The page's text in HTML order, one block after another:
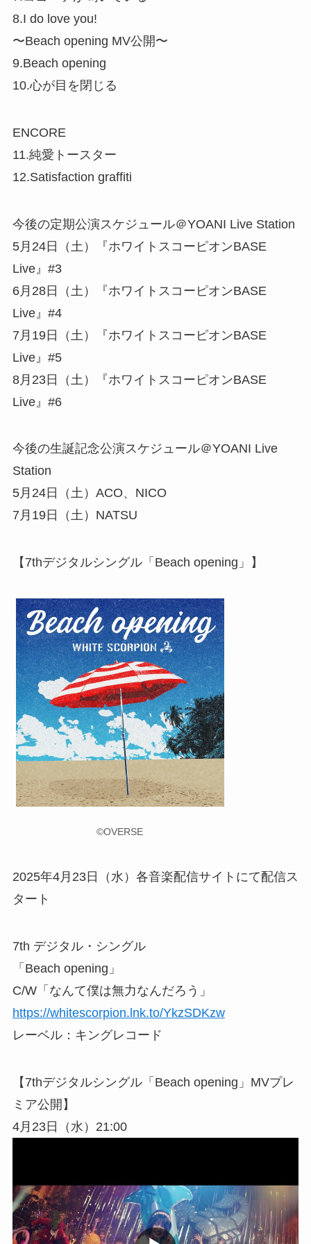
8.I do love you!
〜Beach opening MV公開〜
9.Beach opening
10.心が目を閉じる
ENCORE
11.純愛トースター
12.Satisfaction graffiti
今後の定期公演スケジュール＠YOANI Live Station
5月24日（土）『ホワイトスコーピオンBASE
Live』#3
6月28日（土）『ホワイトスコーピオンBASE
Live』#4
7月19日（土）『ホワイトスコーピオンBASE
Live』#5
8月23日（土）『ホワイトスコーピオンBASE
Live』#6
今後の生誕記念公演スケジュール＠YOANI Live
Station
5月24日（土）ACO、NICO
7月19日（土）NATSU
【7thデジタルシングル「Beach opening」】
©OVERSE
2025年4月23日（水）各音楽配信サイトにて配信ス
タート
7th デジタル・シングル
「Beach opening」
C/W「なんて僕は無力なんだろう」
https://whitescorpion.lnk.to/YkzSDKzw
レーベル：キングレコード
【7thデジタルシングル「Beach opening」MVプレ
ミア公開】
4月23日（水）21:00